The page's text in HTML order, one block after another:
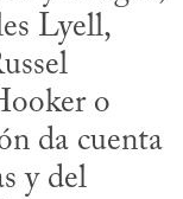
Lyell,
o
da cuenta
y del